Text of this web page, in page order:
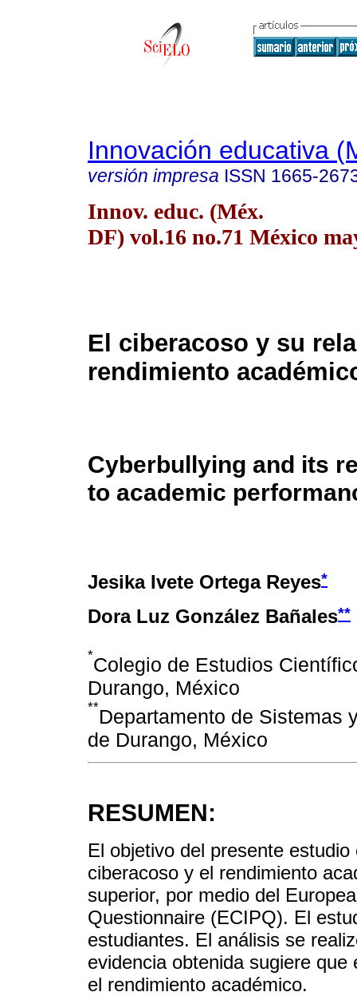
Innovación educativa
versión impresa ISSN 1665-
Innov. educ. (Méx.
DF) vol.16 no.71 México
El ciberacoso y su
rendimiento
Cyberbullying and its
to academic
Jesika Ivete Ortega Reyes*
Dora Luz González Bañales**
*Colegio de Estudios
Durango, México
**Departamento de Sistemas
de Durango, México
RESUMEN:
El objetivo del presente
ciberacoso y el rendimiento
superior, por medio del
Questionnaire (ECIPQ). El
estudiantes. El análisis se
evidencia obtenida sugiere
el rendimiento académico.